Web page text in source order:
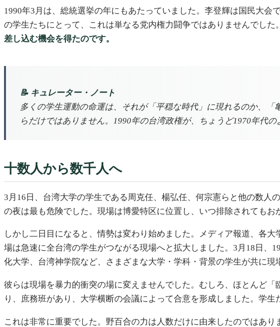
1990年3月は、総統選挙の年にもあたっていました。李登輝は国民大
の学生たちにとって、これは単なる党内権力闘争ではありませんでした
差し込む機会を得たのです。
📝 キュレーター・ノート
多くの学生運動の命運は、それが「平穏な時代」に現れるのか、
らだけではありません。1990年の台湾政権が、ちょうど1970年代
十数人から数千人へ
3月16日、台湾大学の学生である周克任、楊弘任、何宗憲らと他の数
の夜は最も危険でした。現場は博愛特区に位置し、いつ排除されてもお
しかし二日目になると、情勢は変わり始めました。メディア報道、各
場は急速に全台湾の学生がつながる現場へと拡大しました。3月18日
化大学、台湾神学院など、さまざまな大学・学科・背景の学生が共に現
彼らは現場を暴力的衝突の場に変えませんでした。むしろ、ほとんど
り、庶務班があり、大学横断の会議によって合意を形成しました。学生
これは非常に重要でした。野百合の力は人数だけに由来したのではあ